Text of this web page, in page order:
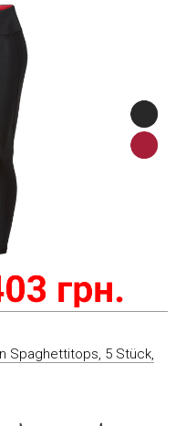
Spaghettitops, 5 Stück,